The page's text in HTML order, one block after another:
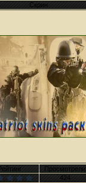
Скрин
Просмотрели
424